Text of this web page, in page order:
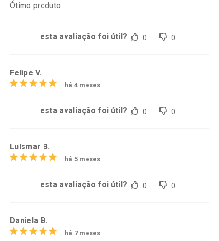
Ótimo produto
esta avaliação foi útil? 0 0
Felipe V.
há 4 meses
esta avaliação foi útil? 0 0
Luísmar B.
há 5 meses
esta avaliação foi útil? 0 0
Daniela B.
há 7 meses